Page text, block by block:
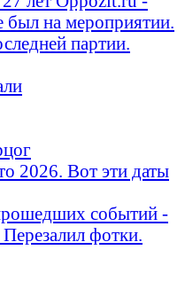
был на мероприятии.
партии.
2026. Вот эти даты
событий -
фотки.